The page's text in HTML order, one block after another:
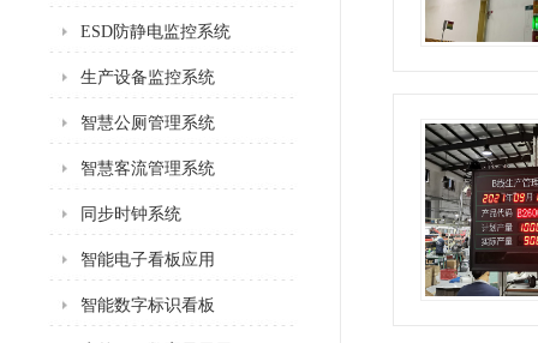
ESD防静电监控系统
生产设备监控系统
智慧公厕管理系统
智慧客流管理系统
同步时钟系统
智能电子看板应用
智能数字标识看板